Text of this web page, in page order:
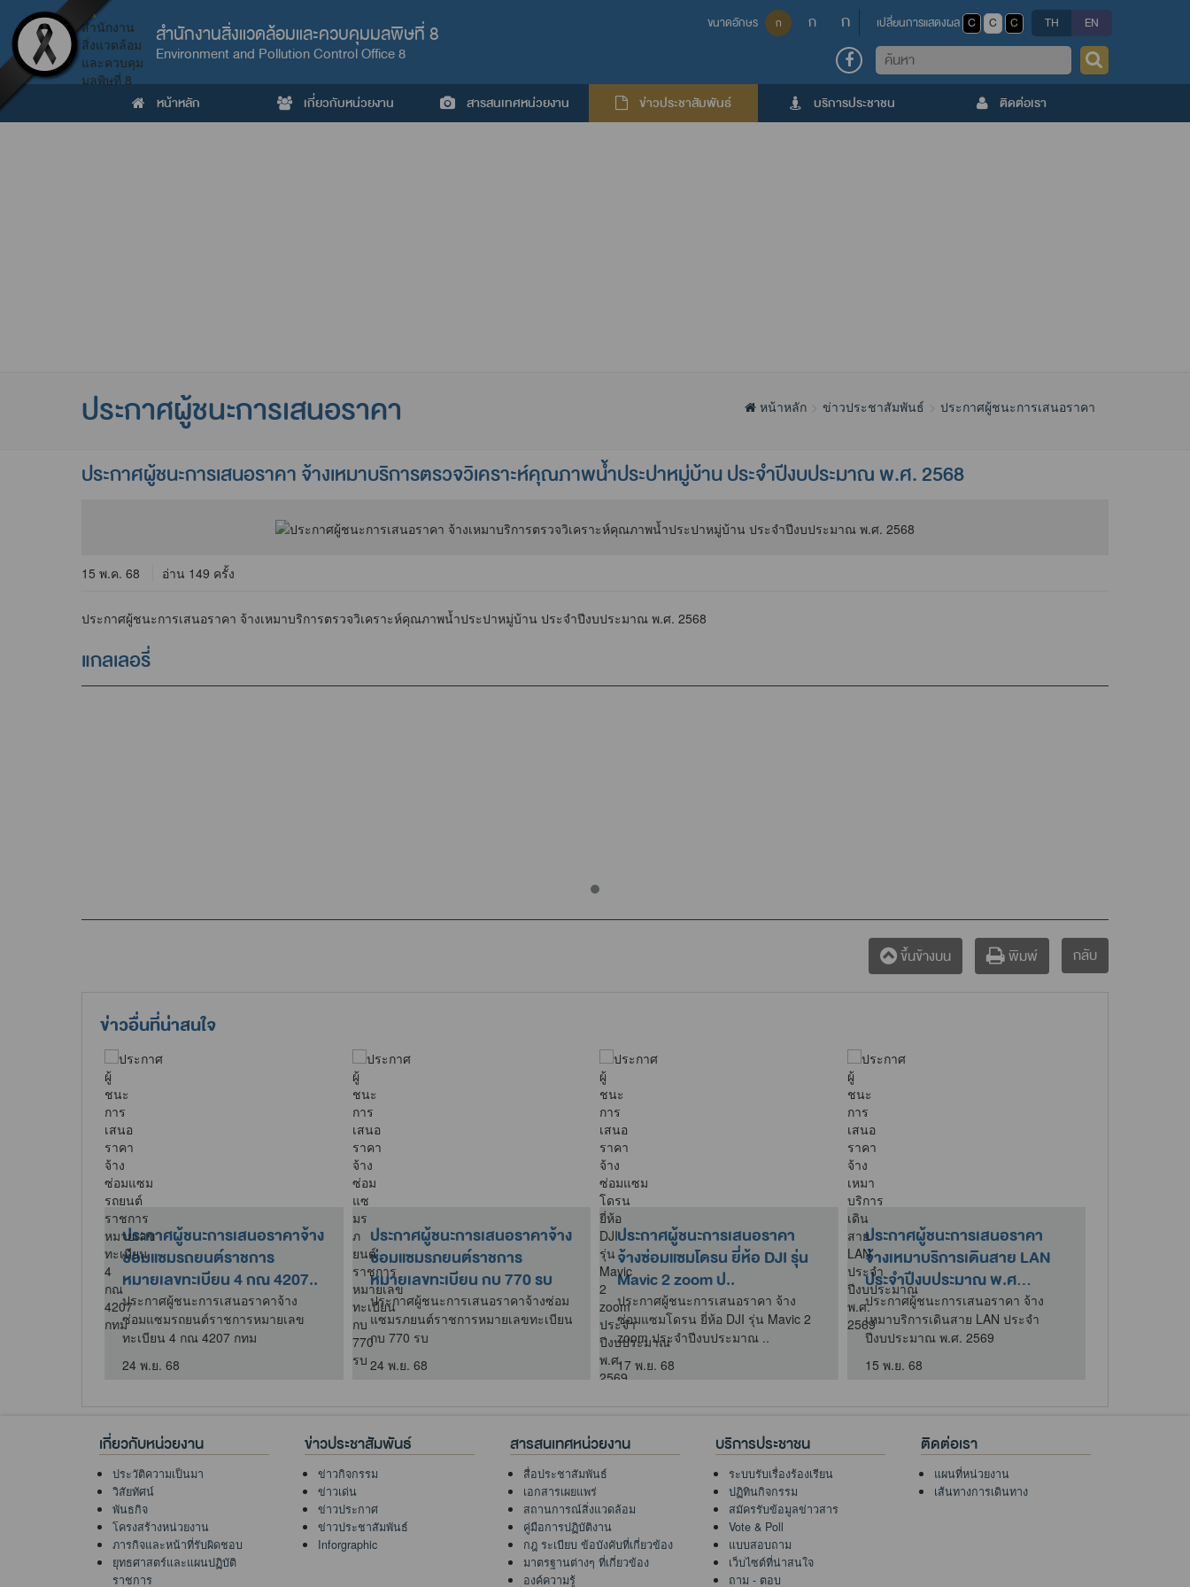
สำนักงานสิ่งแวดล้อมและควบคุมมลพิษที่ 8
Environment and Pollution Control Office 8
ขนาดอักษร ก ก ก เปลี่ยนการแสดงผล C C C TH EN
ค้นหา
หน้าหลัก เกี่ยวกับหน่วยงาน สารสนเทศหน่วยงาน ข่าวประชาสัมพันธ์ บริการประชาชน ติดต่อเรา
ประกาศผู้ชนะการเสนอราคา หน้าหลัก ข่าวประชาสัมพันธ์ ประกาศผู้ชนะการเสนอราคา
ประกาศผู้ชนะการเสนอราคา จ้างเหมาบริการตรวจวิเคราะห์คุณภาพน้ำประปาหมู่บ้าน ประจำปีงบประมาณ พ.ศ. 2568
15 พ.ค. 68 อ่าน 149 ครั้ง
ประกาศผู้ชนะการเสนอราคา จ้างเหมาบริการตรวจวิเคราะห์คุณภาพน้ำประปาหมู่บ้าน ประจำปีงบประมาณ พ.ศ. 2568
แกลเลอรี่
ขึ้นข้างบน พิมพ์ กลับ
ข่าวอื่นที่น่าสนใจ
ประกาศผู้ชนะการเสนอราคาจ้าง
ซ่อมแซมรถยนต์ราชการ
หมายเลขทะเบียน 4 กณ 4207..
ประกาศผู้ชนะการเสนอราคาจ้าง
ซ่อมแซมรถยนต์ราชการหมายเลข
ทะเบียน 4 กณ 4207 กทม
24 พ.ย. 68
ประกาศผู้ชนะการเสนอราคาจ้าง
ซ่อมแซมรภยนต์ราชการ
หมายเลขทะเบียน กบ 770 รบ
ประกาศผู้ชนะการเสนอราคาจ้างซ่อม
แซมรภยนต์ราชการหมายเลขทะเบียน
กบ 770 รบ
24 พ.ย. 68
ประกาศผู้ชนะการเสนอราคา
จ้างซ่อมแซมโดรน ยี่ห้อ DJI รุ่น
Mavic 2 zoom ป..
ประกาศผู้ชนะการเสนอราคา จ้าง
ซ่อมแซมโดรน ยี่ห้อ DJI รุ่น Mavic 2
zoom ประจำปีงบประมาณ ..
17 พ.ย. 68
ประกาศผู้ชนะการเสนอราคา
จ้างเหมาบริการเดินสาย LAN
ประจำปีงบประมาณ พ.ศ...
ประกาศผู้ชนะการเสนอราคา จ้าง
เหมาบริการเดินสาย LAN ประจำ
ปีงบประมาณ พ.ศ. 2569
15 พ.ย. 68
เกี่ยวกับหน่วยงาน
ประวัติความเป็นมา
วิสัยทัศน์
พันธกิจ
โครงสร้างหน่วยงาน
ภารกิจและหน้าที่รับผิดชอบ
ยุทธศาสตร์และแผนปฏิบัติ
ราชการ
ข่าวประชาสัมพันธ์
ข่าวกิจกรรม
ข่าวเด่น
ข่าวประกาศ
ข่าวประชาสัมพันธ์
Inforgraphic
สารสนเทศหน่วยงาน
สื่อประชาสัมพันธ์
เอกสารเผยแพร่
สถานการณ์สิ่งแวดล้อม
คู่มือการปฏิบัติงาน
กฎ ระเบียบ ข้อบังคับที่เกี่ยวข้อง
มาตรฐานต่างๆ ที่เกี่ยวข้อง
องค์ความรู้
บริการประชาชน
ระบบรับเรื่องร้องเรียน
ปฏิทินกิจกรรม
สมัครรับข้อมูลข่าวสาร
Vote & Poll
แบบสอบถาม
เว็บไซต์ที่น่าสนใจ
ถาม - ตอบ
ติดต่อเรา
แผนที่หน่วยงาน
เส้นทางการเดินทาง